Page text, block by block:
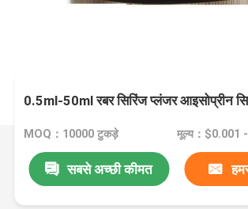
0.5ml-50ml रबर सिरिंज प्लंजर आइसोप्रीन
MOQ：10000 टुकड़े
सबसे अच्छी कीमत